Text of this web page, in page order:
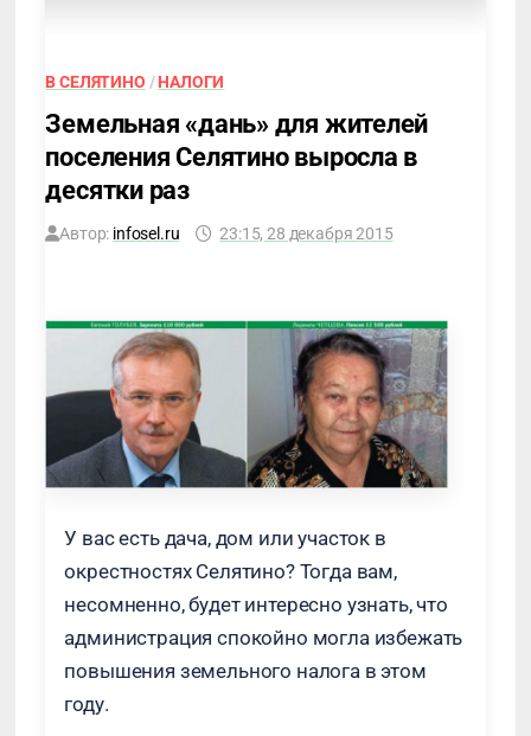
В СЕЛЯТИНО /НАЛОГИ
Земельная «дань» для жителей
поселения Селятино выросла в
десятки раз
Автор: infosel.ru 23:15, 28 декабря 2015
У вас есть дача, дом или участок в
окрестностях Селятино? Тогда вам,
несомненно, будет интересно узнать, что
администрация спокойно могла избежать
повышения земельного налога в этом
году.